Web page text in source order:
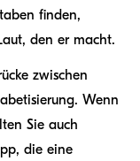
finden,
den er macht.
zwischen
Wenn
Sie auch
die eine